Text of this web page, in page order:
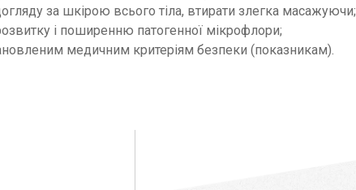
за шкірою всього тіла, втирати злегка масажуючи;
і поширенню патогенної мікрофлори;
медичним критеріям безпеки (показникам).